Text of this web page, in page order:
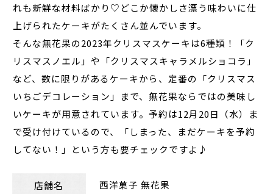
れも新鮮な材料ばかり♡どこか懐かしさ漂う味わいに仕
上げられたケーキがたくさん並んでいます。
そんな無花果の2023年クリスマスケーキは6種類！「ク
リスマスノエル」や「クリスマスキャラメルショコラ」
など、数に限りがあるケーキから、定番の「クリスマス
いちごデコレーション」まで、無花果ならではの美味し
いケーキが用意されています。予約は12月20日（水）ま
で受け付けているので、「しまった、まだケーキを予約
してない！」という方も要チェックですよ♪
店舗名 西洋菓子 無花果